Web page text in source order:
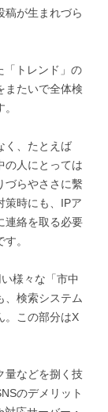
稿が生まれづら
「トレンド」の
またいで全体検
く、たとえば
の人にとっては
づらやささに繫
策時にも、IPア
連絡を取る必要
。
様々な「市中
、検索システム
。この部分はX
量などを捌く技
のデメリット